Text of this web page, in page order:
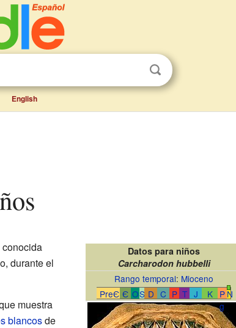
English
Datos para niños
Carcharodon hubbelli
Rango temporal: Mioceno
PreЄ Є OS D C P T J K
P
g
N
durante el
muestra
blancosde